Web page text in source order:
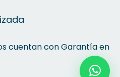
& Coil
cuentan con Garantía en